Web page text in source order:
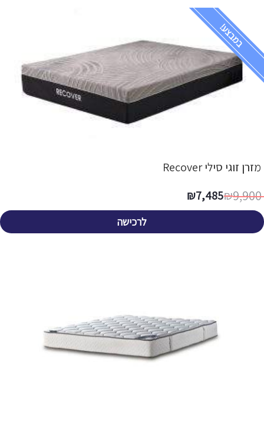
במבצע!
מזרן זוגי סילי Recover
9,900
₪
7,485
₪
לרכישה